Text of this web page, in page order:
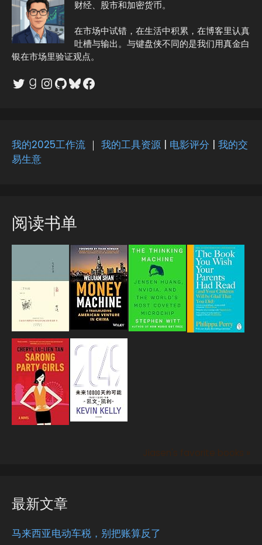
r
a
v
e
财经、股市和加密货币。
在市场中试错，在生活中积累，在博客里认真
吐槽与输出。与键盘侠不同的是我们用真金白
银在市场里验证观点。
Twitter
Goodreads
Instagram
GitHub
Bluesky
Facebook
我的2025工作流 ｜ 我的工具资源 | 电影评分 | 我的交
易生意
阅读书单
最新文章
马来西亚电动车税，别把账算反了